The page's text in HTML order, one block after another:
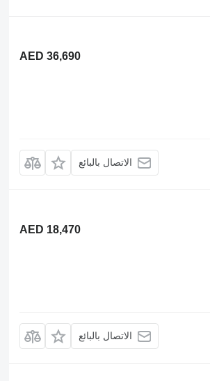
AED 36,690
الاتصال بالبائع
AED 18,470
الاتصال بالبائع